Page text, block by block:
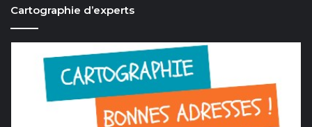
Cartographie d’experts